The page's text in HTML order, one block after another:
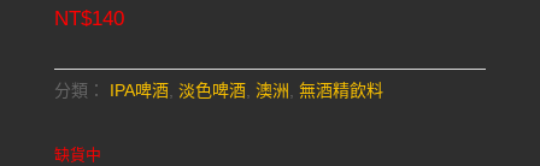
NT$140
分類： IPA啤酒, 淡色啤酒, 澳洲, 無酒精飲料
缺貨中